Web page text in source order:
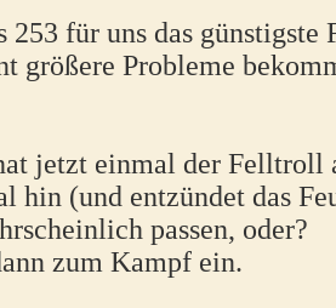
253 für uns das
größere Probleme
jetzt einmal der Felltroll
hin (und entzündet das
passen, oder?
zum Kampf ein.